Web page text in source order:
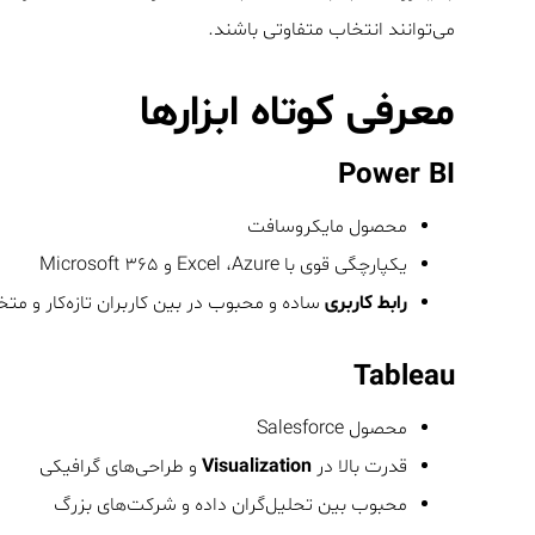
می‌توانند انتخاب متفاوتی باشند.
معرفی کوتاه ابزارها
Power BI
محصول مایکروسافت
یکپارچگی قوی با Excel ،Azure و Microsoft ۳۶۵
رابط کاربری ساده و محبوب در بین کاربران تازه‌کار و
Tableau
محصول Salesforce
قدرت بالا درVisualization و طراحی‌های گرافیکی
محبوب بین تحلیل‌گران داده و شرکت‌های بزرگ